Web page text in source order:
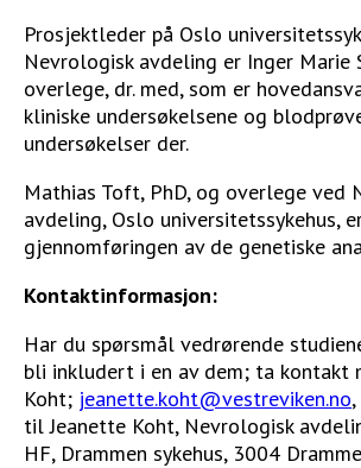
Prosjektleder på Oslo
Nevrologisk avdeling er Inger Marie
overlege, dr. med, som er
kliniske undersøkelsene og
undersøkelser der.
Mathias Toft, PhD, og overlege ved
avdeling, Oslo universitetssykehus,
gjennomføringen av de genetiske
Kontaktinformasjon:
Har du spørsmål vedrørende
bli inkludert i en av dem; ta kontakt
Koht; jeanette.koht@vestreviken.no
til Jeanette Koht, Nevrologisk
HF, Drammen sykehus, 3004